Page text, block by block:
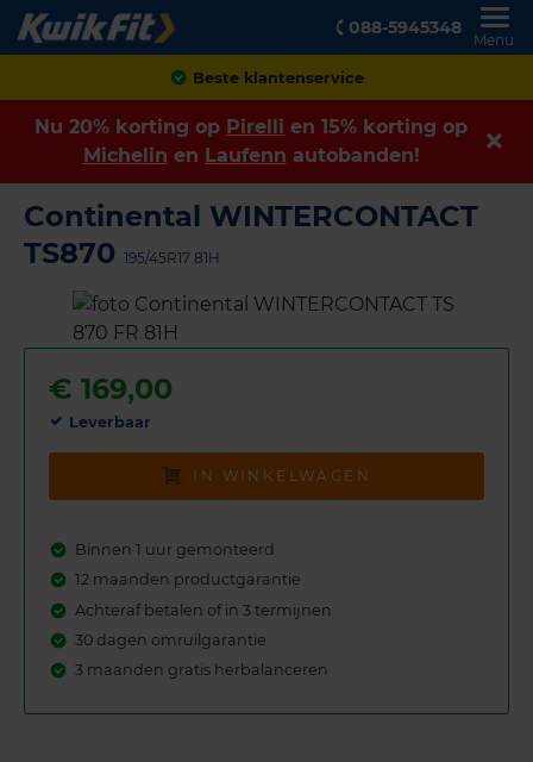
088-5945348
Menu
Achteraf betalen
Nu 20% korting op Pirelli en 15% korting op
Michelin en Laufenn autobanden!
Continental WINTERCONTACT
TS870 195/45R17 81H
€ 169,00
Leverbaar
IN WINKELWAGEN
Binnen 1 uur gemonteerd
12 maanden productgarantie
Achteraf betalen of in 3 termijnen
30 dagen omruilgarantie
3 maanden gratis herbalanceren